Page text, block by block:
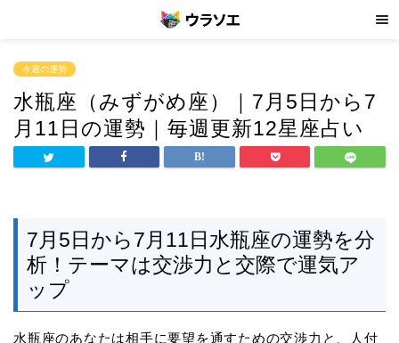
今週の運勢
水瓶座（みずがめ座）｜7月5日から7
月11日の運勢｜毎週更新12星座占い
7月5日から7月11日水瓶座の運勢を分
析！テーマは交渉力と交際で運気ア
ップ
水瓶座のあなたは相手に要望を通すための交渉力と、人付